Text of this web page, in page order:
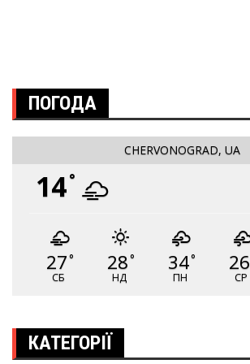
ПОГОДА
CHERVONOGRAD, UA
14°
27°
СБ
28°
НД
34°
ПН
26
СР
КАТЕГОРІЇ